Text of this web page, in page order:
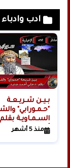
ادب وادباء
بـيـن شـريـعـة
أحـمـد جـديـد
منذ 5 أشهر